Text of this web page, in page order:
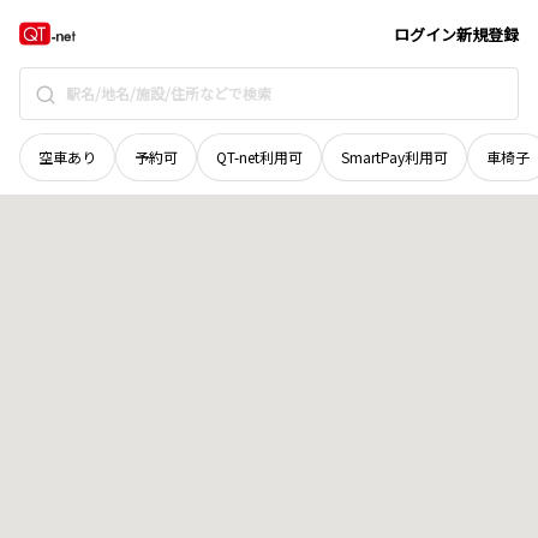
ログイン新規登録
空車あり 予約可 QT-net利用可 SmartPay利用可 車椅子
奈良県